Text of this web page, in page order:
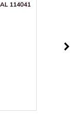
114041